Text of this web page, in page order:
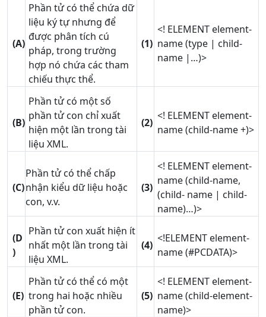
(A)
Phần tử có thể chứa dữ
liệu ký tự nhưng để
được phân tích cú
pháp, trong trường
hợp nó chứa các tham
chiếu thực thể.
(1)
<! ELEMENT element-
name (type | child-
name |…)>
(B)
Phần tử có một số
phần tử con chỉ xuất
hiện một lần trong tài
liệu XML.
(2)
<! ELEMENT element-
name (child-name +)>
(C)
Phần tử có thể chấp
nhận kiểu dữ liệu hoặc
con, v.v.
(3)
<! ELEMENT element-
name (child-name,
(child- name | child-
name)…)>
(D
)
Phần tử con xuất hiện ít
nhất một lần trong tài
liệu XML.
(4)
<!ELEMENT element-
name (#PCDATA)>
(E)
Phần tử có thể có một
trong hai hoặc nhiều
phần tử con.
(5)
<! ELEMENT element-
name (child-element-
name)>